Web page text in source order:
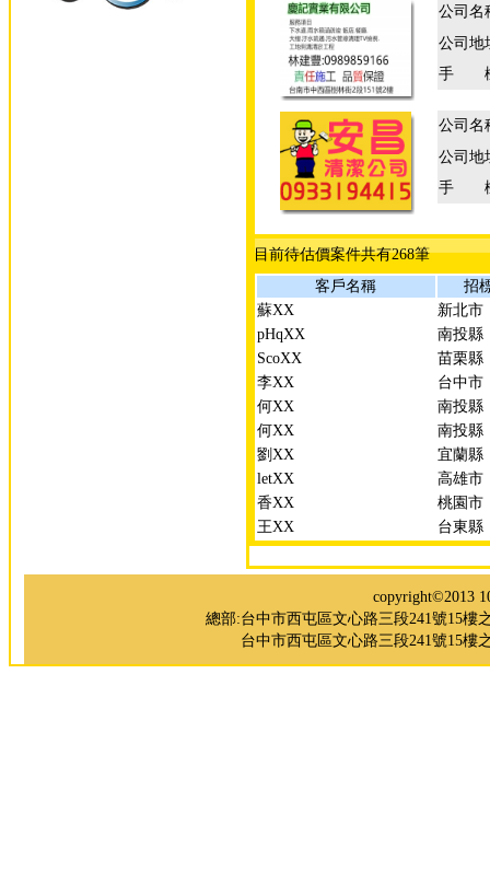
公司名
公司地
手
公司名
公司地
手
目前待估價案件共有268筆
客戶名稱
招
蘇XX
新北市
pHqXX
南投縣
ScoXX
苗栗縣
李XX
台中市
何XX
南投縣
何XX
南投縣
劉XX
宜蘭縣
letXX
高雄市
香XX
桃園市
王XX
台東縣
總部:台中市西屯區文心路三段241號15
台中市西屯區文心路三段241號15